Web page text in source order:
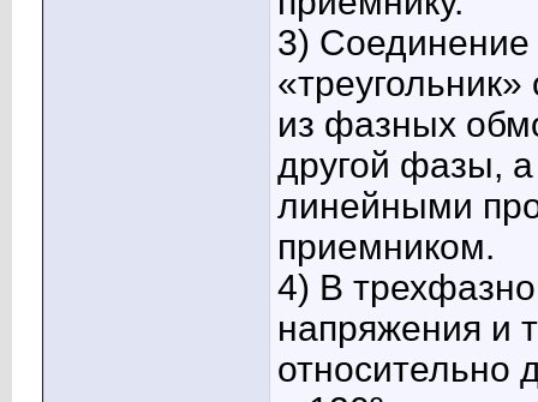
3) Соединение
из фазных
другой фазы,
линейными
приемником.
4) В
напряжения и
относительно